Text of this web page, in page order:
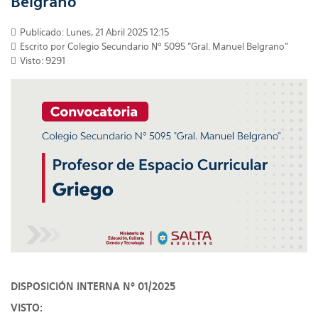
Publicado: Lunes, 21 Abril 2025 12:15
Escrito por Colegio Secundario Nº 5095 "Gral. Manuel Belgrano"
Visto: 9291
DISPOSICIÓN INTERNA Nº 01/2025
VISTO: